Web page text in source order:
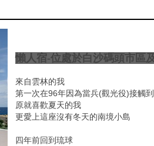
懶人宿-位處於白沙碼頭市區
來自雲林的我
第一次在96年因為當兵(觀光役)接觸
原就喜歡夏天的我
更愛上這座沒有冬天的南境小島
四年前回到琉球